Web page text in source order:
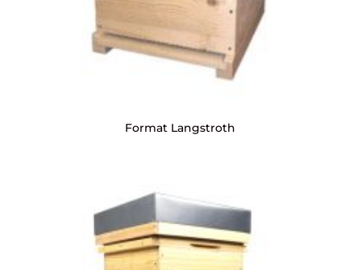
Format Langstroth